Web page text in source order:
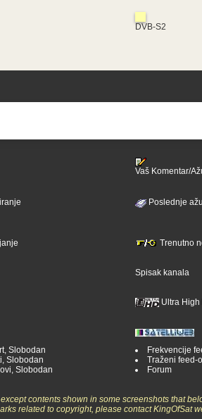
DVB-S2
Vaš Komentar/
Poslednje
Trenutno
Spisak kanala
Ultra High
Slobodan
Slobodan
Slobodan
Frekvencije
Traženi feed-
Forum
contents shown in some screenshots that
related to copyright, please contact KingOfSat